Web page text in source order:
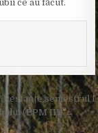
ce au făcut.
Restanțe semestrul I
(EPM III) →